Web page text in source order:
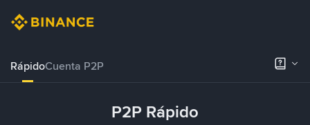
RápidoCuenta P2P
P2P Rápido